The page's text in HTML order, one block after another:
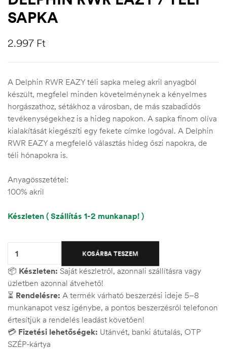
SAPKA
2.997 Ft
A Delphin RWR EAZY téli sapka meleg akril anyagból
készült, megfelel minden követelménynek a kényelmes
horgászathoz, sétákhoz a városban, de más szabadidős
tevékenységekhez is a hideg napokon. A sapka finom olíva
kialakítását kiegészíti egy fekete címke logóval. A Delphin
RWR EAZY a megfelelő választás hideg őszi napokra, de
téli hónapokra is.
Anyagösszetétel:
100% akril
Készleten ( Szállítás 1-2 munkanap! )
KOSÁRBA TESZEM
📦 Készleten: Saját készletről, azonnali szállításra vagy
üzletben azonnal átvehető!
⏳ Rendelésre: A termék várható beszerzési ideje 5–8
munkanapot vesz igénybe, a pontos beszerzésről telefonon
értesítjük a rendelés leadást követően!
💳 Fizetési lehetőségek: Utánvét, banki átutalás, OTP
SZÉP-kártya